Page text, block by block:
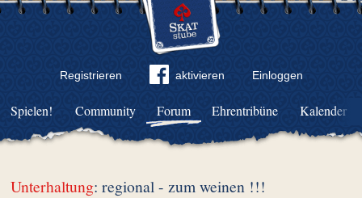
Registrieren aktivieren Einloggen
Community Forum Ehrentribüne Kalender
Spielen!
Unterhaltung: regional - zum weinen !!!